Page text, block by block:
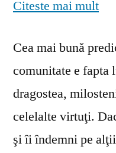
Citeste mai mult
Cea mai bună
comunitate e fapta
dragostea,
celelalte virtuţi.
şi îi îndemni pe